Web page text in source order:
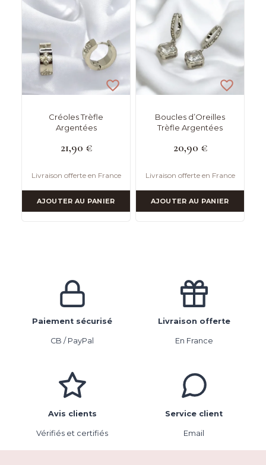
Créoles Trèfle
Argentées
21,90 €
Livraison offerte en France
AJOUTER AU PANIER
Boucles d’Oreilles
Trèfle Argentées
20,90 €
Livraison offerte en France
AJOUTER AU PANIER
Paiement sécurisé
CB / PayPal
Livraison offerte
En France
Avis clients
Vérifiés et certifiés
Service client
Email